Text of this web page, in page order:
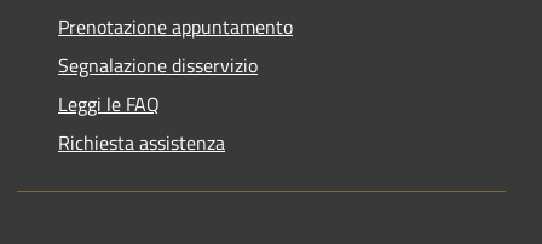
Prenotazione appuntamento
Segnalazione disservizio
Leggi le FAQ
Richiesta assistenza